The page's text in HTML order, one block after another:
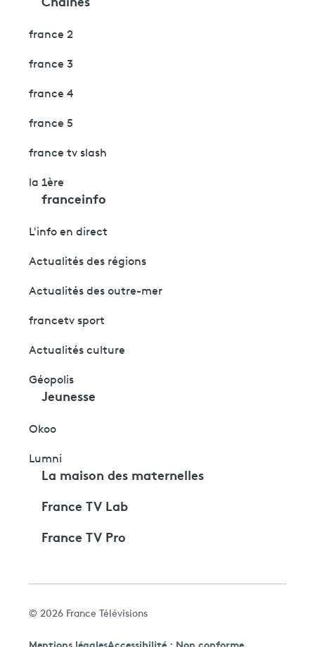
france 2
france 3
france 4
france 5
france tv slash
la 1ère
franceinfo
L'info en direct
Actualités des régions
Actualités des outre-mer
francetv sport
Actualités culture
Géopolis
Jeunesse
Okoo
Lumni
La maison des maternelles
France TV Lab
France TV Pro
© 2026 France Télévisions
Mentions légalesAccessibilité : Non conforme